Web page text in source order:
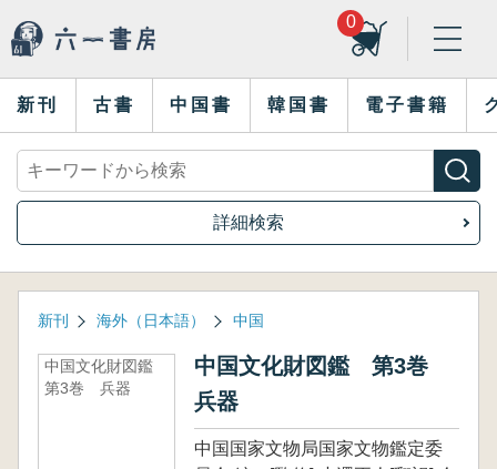
0
新刊 古書 中国書 韓国書 電子書籍
詳細検索
新刊 海外（日本語） 中国
中国文化財図鑑
第3巻 兵器
中国文化財図鑑 第3巻
兵器
中国国家文物局国家文物鑑定委